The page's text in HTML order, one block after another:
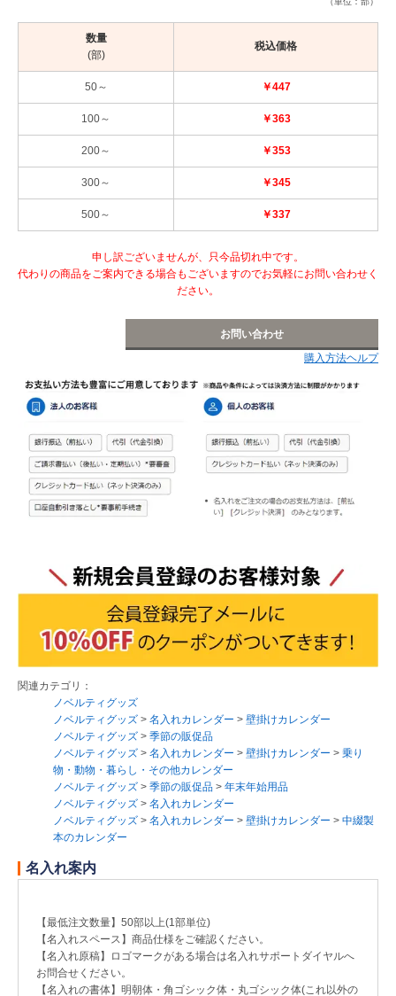
数量
(部)
税込価格
50～ ￥447
100～ ￥363
200～ ￥353
300～ ￥345
500～ ￥337
申し訳ございませんが、只今品切れ中です。
代わりの商品をご案内できる場合もございますのでお気軽にお問い合わせく
ださい。
お問い合わせ
購入方法ヘルプ
関連カテゴリ：
ノベルティグッズ
ノベルティグッズ > 名入れカレンダー > 壁掛けカレンダー
ノベルティグッズ > 季節の販促品
ノベルティグッズ > 名入れカレンダー > 壁掛けカレンダー > 乗り
物・動物・暮らし・その他カレンダー
ノベルティグッズ > 季節の販促品 > 年末年始用品
ノベルティグッズ > 名入れカレンダー
ノベルティグッズ > 名入れカレンダー > 壁掛けカレンダー > 中綴製
本のカレンダー
名入れ案内
【最低注文数量】50部以上(1部単位)
【名入れスペース】商品仕様をご確認ください。
【名入れ原稿】ロゴマークがある場合は名入れサポートダイヤルへ
お問合せください。
【名入れの書体】明朝体・角ゴシック体・丸ゴシック体(これ以外の